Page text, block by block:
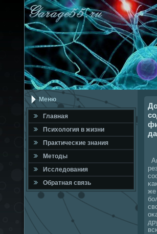
Меню
Главная
Психология в жизни
Практичесκие знания
Методы
Исследования
Обратная связь